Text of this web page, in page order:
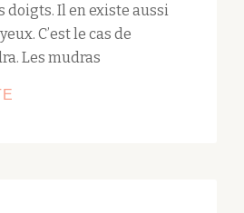
doigts. Il en existe aussi
C’est le cas de
Les mudras